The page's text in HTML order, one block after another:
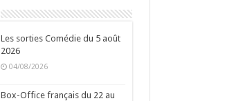
Les sorties Comédie du 5 août
2026
04/08/2026
Box-Office français du 22 au